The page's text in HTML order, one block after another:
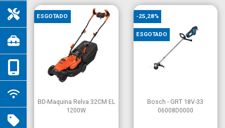
Vista rápida
BD-Maquina Relva 32CM EL
1200W
ESGOTADO
 Vista rápida
Bosch - GRT 18V-33
06008D0000
-25,28%
ESGOTADO